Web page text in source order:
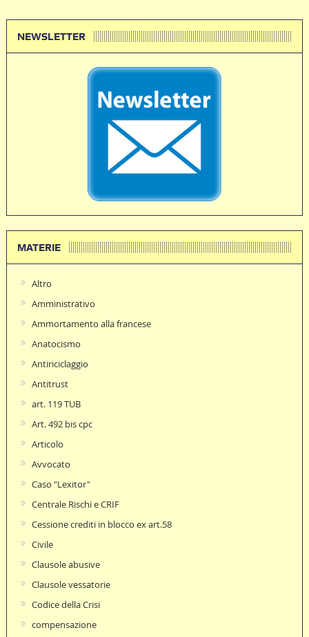
NEWSLETTER
MATERIE
Altro
Amministrativo
Ammortamento alla francese
Anatocismo
Antiriciclaggio
Antitrust
art. 119 TUB
Art. 492 bis cpc
Articolo
Avvocato
Caso "Lexitor"
Centrale Rischi e CRIF
Cessione crediti in blocco ex art.58
Civile
Clausole abusive
Clausole vessatorie
Codice della Crisi
compensazione